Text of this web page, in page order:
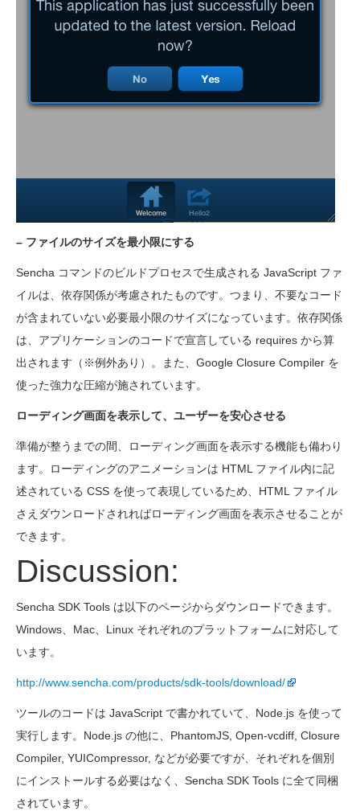
– ファイルのサイズを最小限にする
Sencha コマンドのビルドプロセスで生成される JavaScript ファ
イルは、依存関係が考慮されたものです。つまり、不要なコード
が含まれていない必要最小限のサイズになっています。依存関係
は、アプリケーションのコードで宣言している requires から算
出されます（※例外あり）。また、Google Closure Compiler を
使った強力な圧縮が施されています。
ローディング画面を表示して、ユーザーを安心させる
準備が整うまでの間、ローディング画面を表示する機能も備わり
ます。ローディングのアニメーションは HTML ファイル内に記
述されている CSS を使って表現しているため、HTML ファイル
さえダウンロードされればローディング画面を表示させることが
できます。
Discussion:
Sencha SDK Tools は以下のページからダウンロードできます。
Windows、Mac、Linux それぞれのプラットフォームに対応して
います。
http://www.sencha.com/products/sdk-tools/download/
ツールのコードは JavaScript で書かれていて、Node.js を使って
実行します。Node.js の他に、PhantomJS, Open-vcdiff, Closure
Compiler, YUICompressor, などが必要ですが、それぞれを個別
にインストールする必要はなく、Sencha SDK Tools に全て同梱
されています。